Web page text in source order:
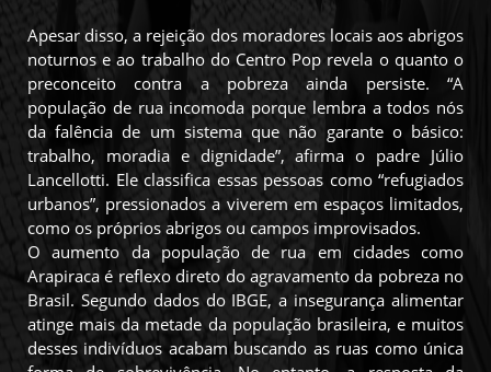
Apesar disso, a rejeição dos moradores locais aos abrigos
noturnos e ao trabalho do Centro Pop revela o quanto o
preconceito contra a pobreza ainda persiste. “A
população de rua incomoda porque lembra a todos nós
da falência de um sistema que não garante o básico:
trabalho, moradia e dignidade”, afirma o padre Júlio
Lancellotti. Ele classifica essas pessoas como “refugiados
urbanos”, pressionados a viverem em espaços limitados,
como os próprios abrigos ou campos improvisados.
O aumento da população de rua em cidades como
Arapiraca é reflexo direto do agravamento da pobreza no
Brasil. Segundo dados do IBGE, a insegurança alimentar
atinge mais da metade da população brasileira, e muitos
desses indivíduos acabam buscando as ruas como única